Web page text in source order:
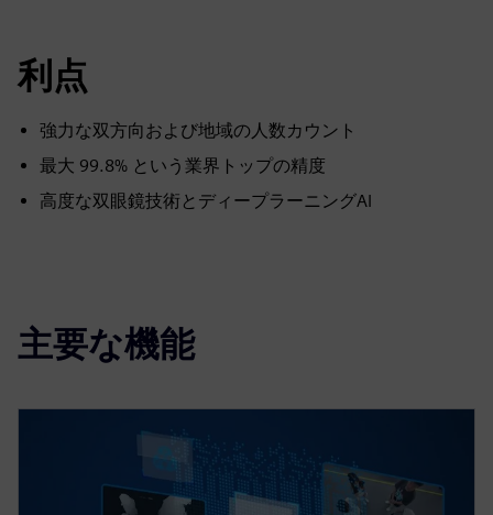
利点
強力な双方向および地域の人数カウント
最大 99.8% という業界トップの精度
高度な双眼鏡技術とディープラーニングAI
主要な機能